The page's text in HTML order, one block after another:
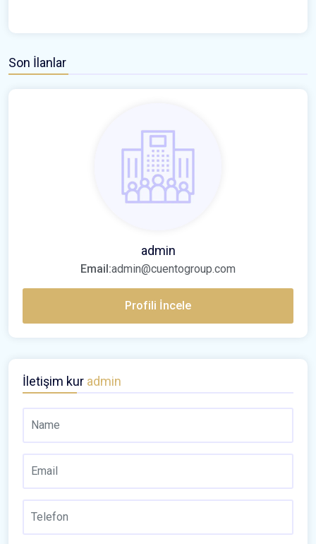
Son İlanlar
admin
Email:admin@cuentogroup.com
Profili İncele
İletişim kur admin